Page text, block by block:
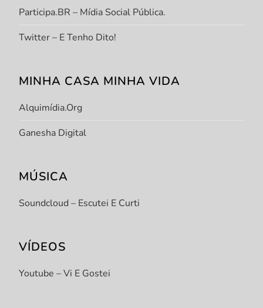
Participa.BR – Mídia Social Pública.
Twitter – E Tenho Dito!
MINHA CASA MINHA VIDA
Alquimídia.org
Ganesha Digital
MÚSICA
Soundcloud – Escutei E Curti
VÍDEOS
Youtube – Vi E Gostei